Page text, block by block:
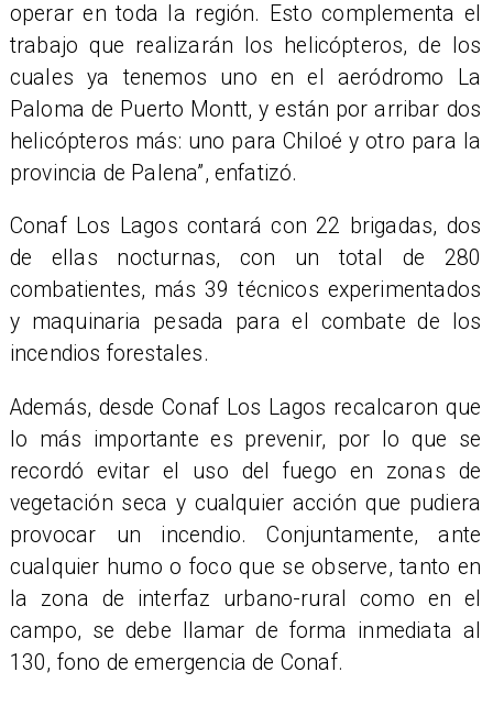
operar en toda la región. Esto complementa el
trabajo que realizarán los helicópteros, de los
cuales ya tenemos uno en el aeródromo La
Paloma de Puerto Montt, y están por arribar dos
helicópteros más: uno para Chiloé y otro para la
provincia de Palena”, enfatizó.
Conaf Los Lagos contará con 22 brigadas, dos
de ellas nocturnas, con un total de 280
combatientes, más 39 técnicos experimentados
y maquinaria pesada para el combate de los
incendios forestales.
​Además, desde Conaf Los Lagos recalcaron que
lo más importante es prevenir, por lo que se
recordó evitar el uso del fuego en zonas de
vegetación seca y cualquier acción que pudiera
provocar un incendio. Conjuntamente, ante
cualquier humo o foco que se observe, tanto en
la zona de interfaz urbano-rural como en el
campo, se debe llamar de forma inmediata al
130, fono de emergencia de Conaf.